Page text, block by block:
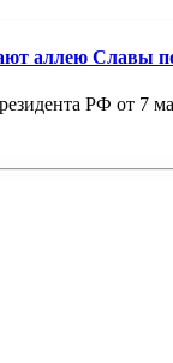
аллею Славы
РФ от